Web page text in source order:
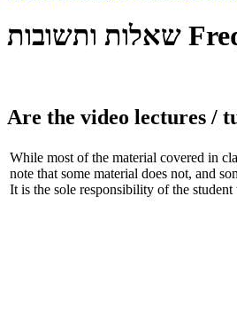
שאלות ותשובות
Are the video lectures /
While most of the material covered in
note that some material does not, and
It is the sole responsibility of the